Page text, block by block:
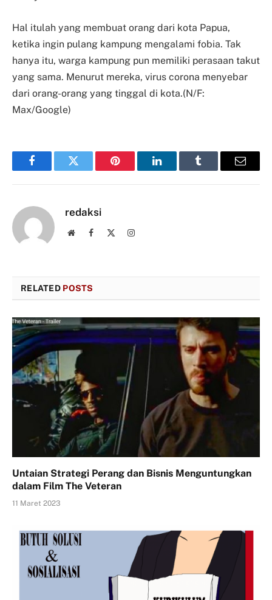
Hal itulah yang membuat orang dari kota Papua,
ketika ingin pulang kampung mengalami fobia. Tak
hanya itu, warga kampung pun memiliki perasaan takut
yang sama. Menurut mereka, virus corona menyebar
dari orang-orang yang tinggal di kota.(N/F:
Max/Google)
FacebookTwitter Pinterest LinkedInTumblr Email
redaksi
WebsiteFacebook Instagram
RELATED POSTS
Untaian Strategi Perang dan Bisnis Menguntungkan
dalam Film The Veteran
11 Maret 2023